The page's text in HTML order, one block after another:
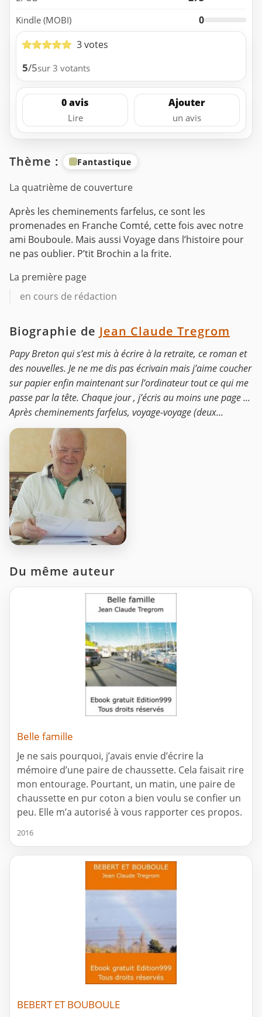
Kindle (MOBI)
0
3 votes
5/5sur 3 votants
0 avis
Lire
Ajouter
un avis
Thème : Fantastique
La quatrième de couverture
Après les cheminements farfelus, ce sont les
promenades en Franche Comté, cette fois avec notre
ami Bouboule. Mais aussi Voyage dans l’histoire pour
ne pas oublier. P’tit Brochin a la frite.
La première page
en cours de rédaction
Biographie de Jean Claude Tregrom
Papy Breton qui s’est mis à écrire à la retraite, ce roman et
des nouvelles. Je ne me dis pas écrivain mais j’aime coucher
sur papier enfin maintenant sur l’ordinateur tout ce qui me
passe par la tête. Chaque jour , j’écris au moins une page ...
Après cheminements farfelus, voyage-voyage (deux...
Du même auteur
Belle famille
Je ne sais pourquoi, j’avais envie d’écrire la
mémoire d’une paire de chaussette. Cela faisait rire
mon entourage. Pourtant, un matin, une paire de
chaussette en pur coton a bien voulu se confier un
peu. Elle m’a autorisé à vous rapporter ces propos.
2016
BEBERT ET BOUBOULE